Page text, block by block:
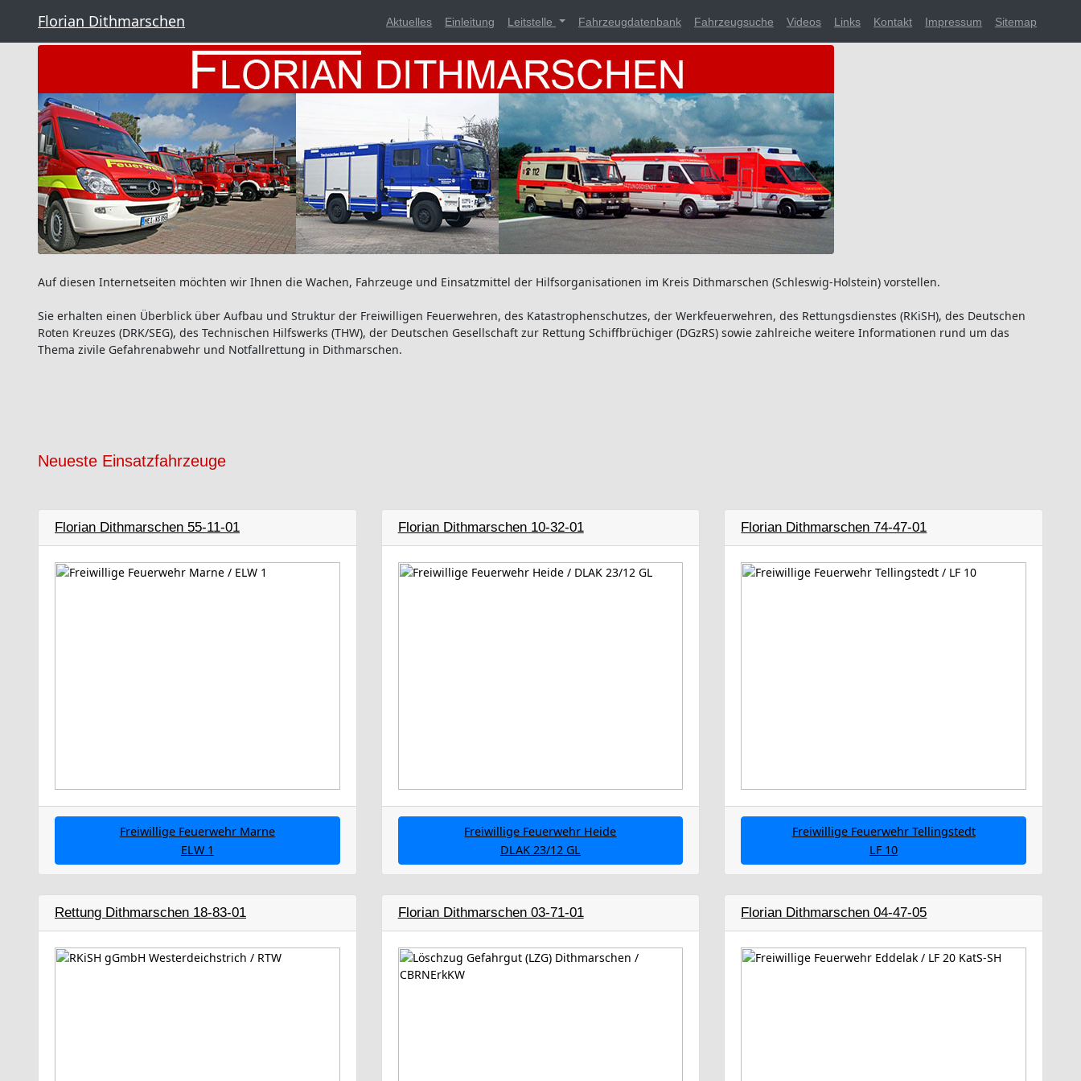
Florian Dithmarschen Aktuelles Einleitung Leitstelle Fahrzeugdatenbank Fahrzeugsuche Videos Links Kontakt Impressum Sitemap
Auf diesen Internetseiten möchten wir Ihnen die Wachen, Fahrzeuge und Einsatzmittel der Hilfsorganisationen im Kreis Dithmarschen (Schleswig-Holstein) vorstellen.
Sie erhalten einen Überblick über Aufbau und Struktur der Freiwilligen Feuerwehren, des Katastrophenschutzes, der Werkfeuerwehren, des Rettungsdienstes (RKiSH), des Deutschen
Roten Kreuzes (DRK/SEG), des Technischen Hilfswerks (THW), der Deutschen Gesellschaft zur Rettung Schiffbrüchiger (DGzRS) sowie zahlreiche weitere Informationen rund um das
Thema zivile Gefahrenabwehr und Notfallrettung in Dithmarschen.
Neueste Einsatzfahrzeuge
Florian Dithmarschen 55-11-01
Freiwillige Feuerwehr Marne
ELW 1
Florian Dithmarschen 10-32-01
Freiwillige Feuerwehr Heide
DLAK 23/12 GL
Florian Dithmarschen 74-47-01
Freiwillige Feuerwehr Tellingstedt
LF 10
Rettung Dithmarschen 18-83-01 Florian Dithmarschen 03-71-01 Florian Dithmarschen 04-47-05